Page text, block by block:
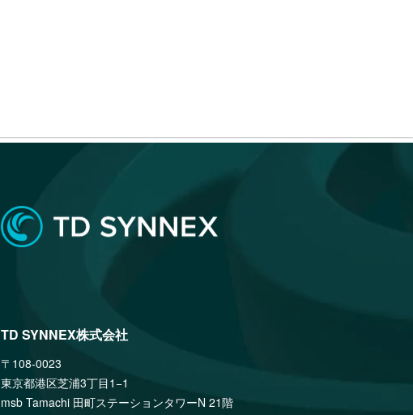
TD SYNNEX株式会社
〒108-0023
東京都港区芝浦3丁目1−1
msb Tamachi 田町ステーションタワーN 21階